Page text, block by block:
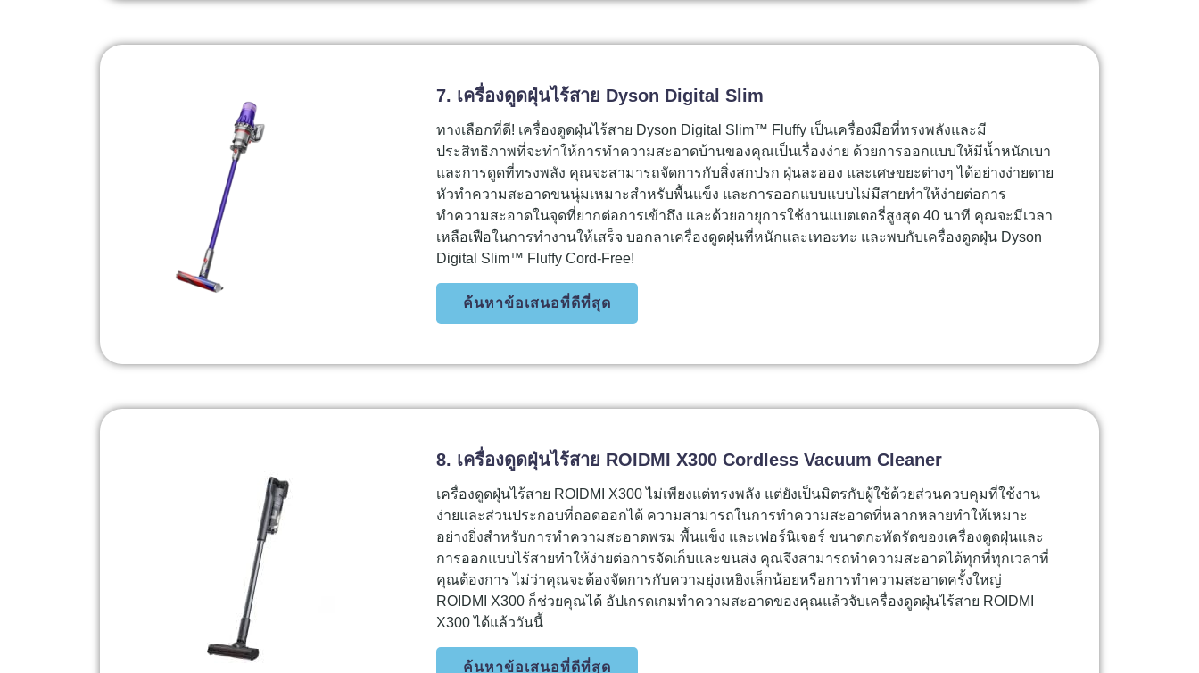
7. เครื่องดูดฝุ่นไร้สาย Dyson Digital Slim
ทางเลือกที่ดี! เครื่องดูดฝุ่นไร้สาย Dyson Digital Slim™ Fluffy เป็นเครื่องมือที่ทรงพลังและมี
ประสิทธิภาพที่จะทำให้การทำความสะอาดบ้านของคุณเป็นเรื่องง่าย ด้วยการออกแบบให้มีน้ำหนักเบา
และการดูดที่ทรงพลัง คุณจะสามารถจัดการกับสิ่งสกปรก ฝุ่นละออง และเศษขยะต่างๆ ได้อย่างง่ายดาย
หัวทำความสะอาดขนนุ่มเหมาะสำหรับพื้นแข็ง และการออกแบบแบบไม่มีสายทำให้ง่ายต่อการ
ทำความสะอาดในจุดที่ยากต่อการเข้าถึง และด้วยอายุการใช้งานแบตเตอรี่สูงสุด 40 นาที คุณจะมีเวลา
เหลือเฟือในการทำงานให้เสร็จ บอกลาเครื่องดูดฝุ่นที่หนักและเทอะทะ และพบกับเครื่องดูดฝุ่น Dyson
Digital Slim™ Fluffy Cord-Free!
ค้นหาข้อเสนอที่ดีที่สุด
8. เครื่องดูดฝุ่นไร้สาย ROIDMI X300 Cordless Vacuum Cleaner
เครื่องดูดฝุ่นไร้สาย ROIDMI X300 ไม่เพียงแต่ทรงพลัง แต่ยังเป็นมิตรกับผู้ใช้ด้วยส่วนควบคุมที่ใช้งาน
ง่ายและส่วนประกอบที่ถอดออกได้ ความสามารถในการทำความสะอาดที่หลากหลายทำให้เหมาะ
อย่างยิ่งสำหรับการทำความสะอาดพรม พื้นแข็ง และเฟอร์นิเจอร์ ขนาดกะทัดรัดของเครื่องดูดฝุ่นและ
การออกแบบไร้สายทำให้ง่ายต่อการจัดเก็บและขนส่ง คุณจึงสามารถทำความสะอาดได้ทุกที่ทุกเวลาที่
คุณต้องการ ไม่ว่าคุณจะต้องจัดการกับความยุ่งเหยิงเล็กน้อยหรือการทำความสะอาดครั้งใหญ่
ROIDMI X300 ก็ช่วยคุณได้ อัปเกรดเกมทำความสะอาดของคุณแล้วจับเครื่องดูดฝุ่นไร้สาย ROIDMI
X300 ได้แล้ววันนี้
ค้นหาข้อเสนอที่ดีที่สุด